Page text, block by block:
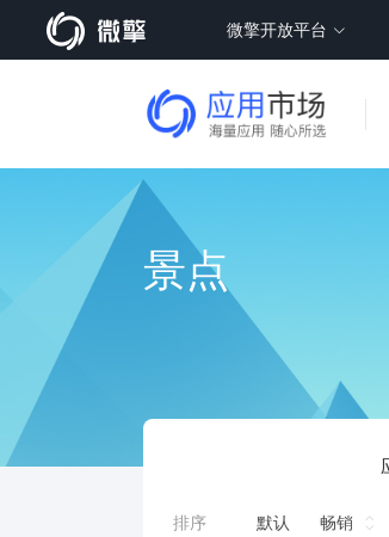
微擎开放平台
景点
排序 默认 畅销